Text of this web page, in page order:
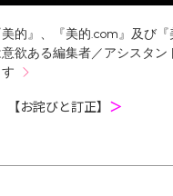
美的』、『美的.com』及び
意欲ある編集者／アシスタン
【お詫びと訂正】 ＞